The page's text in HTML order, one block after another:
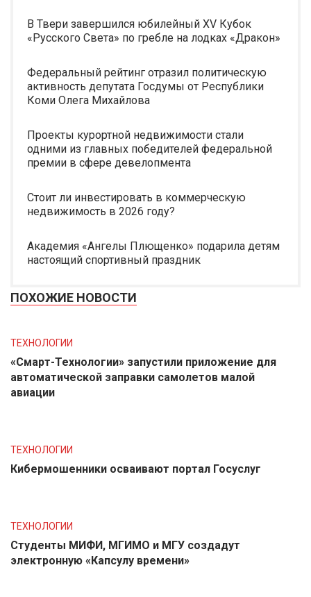
В Твери завершился юбилейный XV Кубок
«Русского Света» по гребле на лодках «Дракон»
Федеральный рейтинг отразил политическую
активность депутата Госдумы от Республики
Коми Олега Михайлова
Проекты курортной недвижимости стали
одними из главных победителей федеральной
премии в сфере девелопмента
Стоит ли инвестировать в коммерческую
недвижимость в 2026 году?
Академия «Ангелы Плющенко» подарила детям
настоящий спортивный праздник
ПОХОЖИЕ НОВОСТИ
ТЕХНОЛОГИИ
«Смарт-Технологии» запустили приложение для
автоматической заправки самолетов малой
авиации
ТЕХНОЛОГИИ
Кибермошенники осваивают портал Госуслуг
ТЕХНОЛОГИИ
Студенты МИФИ, МГИМО и МГУ создадут
электронную «Капсулу времени»